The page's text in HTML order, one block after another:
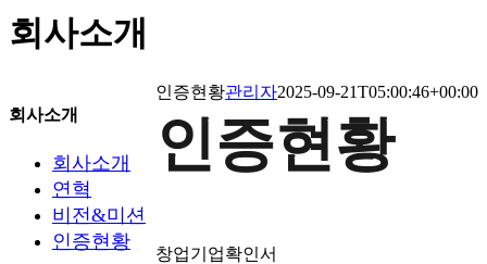
회사소개
인증현황관리자2025-09-21T05:00:46+00:00
인증현황
창업기업확인서
회사소개
회사소개
연혁
비전&미션
인증현황